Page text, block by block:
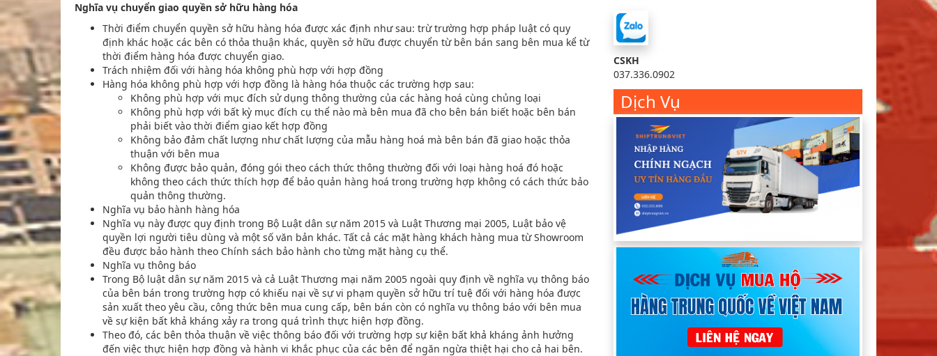
Nghĩa vụ chuyển giao quyền sở hữu hàng hóa
Thời điểm chuyển quyền sở hữu hàng hóa được xác định như sau: trừ trường hợp pháp luật có quy
định khác hoặc các bên có thỏa thuận khác, quyền sở hữu được chuyển từ bên bán sang bên mua kể từ
thời điểm hàng hóa được chuyển giao.
Trách nhiệm đối với hàng hóa không phù hợp với hợp đồng
Hàng hóa không phù hợp với hợp đồng là hàng hóa thuộc các trường hợp sau:
Không phù hợp với mục đích sử dụng thông thường của các hàng hoá cùng chủng loại
Không phù hợp với bất kỳ mục đích cụ thể nào mà bên mua đã cho bên bán biết hoặc bên bán
phải biết vào thời điểm giao kết hợp đồng
Không bảo đảm chất lượng như chất lượng của mẫu hàng hoá mà bên bán đã giao hoặc thỏa
thuận với bên mua
Không được bảo quản, đóng gói theo cách thức thông thường đối với loại hàng hoá đó hoặc
không theo cách thức thích hợp để bảo quản hàng hoá trong trường hợp không có cách thức bảo
quản thông thường.
Nghĩa vụ bảo hành hàng hóa
Nghĩa vụ này được quy định trong Bộ Luật dân sự năm 2015 và Luật Thương mại 2005, Luật bảo vệ
quyền lợi người tiêu dùng và một số văn bản khác. Tất cả các mặt hàng khách hàng mua từ Showroom
đều được bảo hành theo Chính sách bảo hành cho từng mặt hàng cụ thể.
Nghĩa vụ thông báo
Trong Bộ luật dân sự năm 2015 và cả Luật Thương mại năm 2005 ngoài quy định về nghĩa vụ thông báo
của bên bán trong trường hợp có khiếu nại về sự vi phạm quyền sở hữu trí tuệ đối với hàng hóa được
sản xuất theo yêu cầu, công thức bên mua cung cấp, bên bán còn có nghĩa vụ thông báo với bên mua
về sự kiện bất khả kháng xảy ra trong quá trình thực hiện hợp đồng.
Theo đó, các bên thỏa thuận về việc thông báo đối với trường hợp sự kiện bất khả kháng ảnh hưởng
đến việc thực hiện hợp đồng và hành vi khắc phục của các bên để ngăn ngừa thiệt hại cho cả hai bên.
CSKH
037.336.0902
Dịch Vụ